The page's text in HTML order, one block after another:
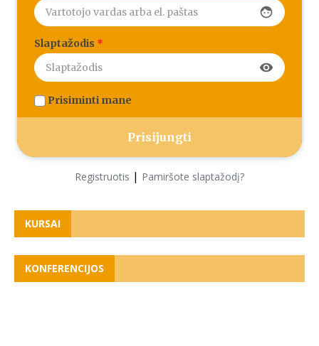
face
Slaptažodis *
visibility
Prisiminti mane
Registruotis | Pamiršote slaptažodį?
KURSAI
KONFERENCIJOS